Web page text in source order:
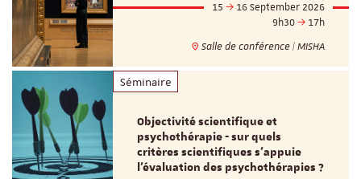
15
16 September 2026
9h30
17h
Salle de conférence | MISHA
Séminaire
Objectivité scientifique et
psychothérapie - sur quels
critères scientifiques s'appuie
l'évaluation des psychothérapies ?